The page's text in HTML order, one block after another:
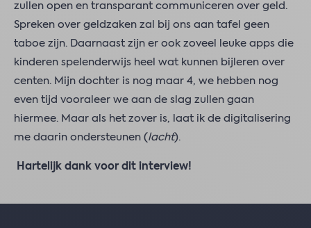
zullen open en transparant communiceren over geld.
Spreken over geldzaken zal bij ons aan tafel geen
taboe zijn. Daarnaast zijn er ook zoveel leuke apps die
kinderen spelenderwijs heel wat kunnen bijleren over
centen. Mijn dochter is nog maar 4, we hebben nog
even tijd vooraleer we aan de slag zullen gaan
hiermee. Maar als het zover is, laat ik de digitalisering
me daarin ondersteunen ( lacht).
Hartelijk dank voor dit interview!